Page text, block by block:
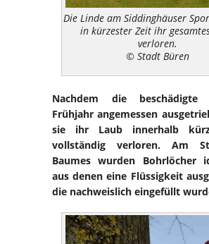
Die Linde am Siddinghäuser
in kürzester Zeit ihr
verloren.
© Stadt Büren
Nachdem die
Frühjahr angemessen
sie ihr Laub innerhalb
vollständig verloren. Am
Baumes wurden Bohrlöcher
aus denen eine Flüssigkeit
die nachweislich eingefüllt